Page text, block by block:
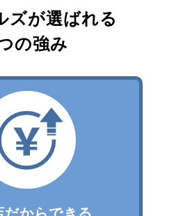
ズが選ばれる
の強み